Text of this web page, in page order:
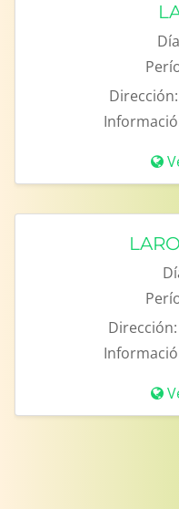
Dirección:
Dirección: